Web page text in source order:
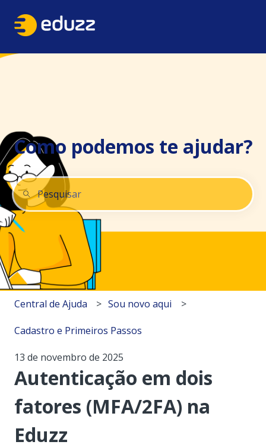
Como podemos te ajudar?
Não há sugestões porque o campo de pesquisa está
Central de Ajuda Sou novo aqui
Cadastro e Primeiros Passos
13 de novembro de 2025
Autenticação em dois
fatores (MFA/2FA) na
Eduzz